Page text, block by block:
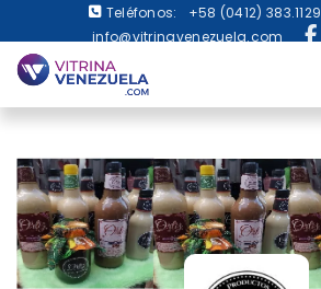
Teléfonos: +58 (0412) 383.1129
info@vitrinavenezuela.com